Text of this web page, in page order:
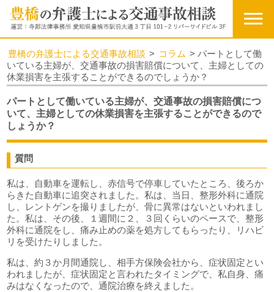
豊橋の弁護士による交通事故相談 > コラム >パートとして働
いている主婦が、交通事故の損害賠償について、主婦としての
休業損害を主張することができるのでしょうか？
パートとして働いている主婦が、交通事故の損害賠償につ
いて、主婦としての休業損害を主張することができるので
しょうか？
質問
私は、自動車を運転し、赤信号で停車していたところ、後ろか
らきた自動車に追突されました。私は、当日、整形外科に通院
し、レントゲンを撮りましたが、骨に異常はないといわれまし
た。私は、その後、１週間に２、３回くらいのペースで、整形
外科に通院をし、痛み止めの薬を処方してもらったり、リハビ
リを受けたりしました。
私は、約３か月間通院し、相手方保険会社から、症状固定とい
われましたが、症状固定と言われたタイミングで、私自身、痛
みはなくなったので、通院治療を終えました。